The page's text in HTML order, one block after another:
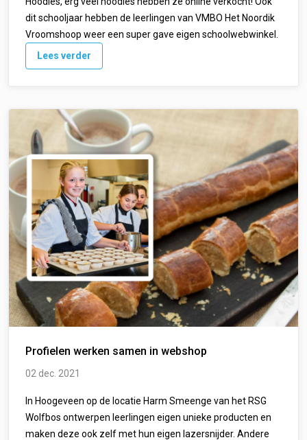
dit schooljaar hebben de leerlingen van VMBO Het Noordik
Vroomshoop weer een super gave eigen schoolwebwinkel.
Lees verder
Profielen werken samen in webshop
02 dec. 2021
In Hoogeveen op de locatie Harm Smeenge van het RSG
Wolfbos ontwerpen leerlingen eigen unieke producten en
maken deze ook zelf met hun eigen lazersnijder. Andere